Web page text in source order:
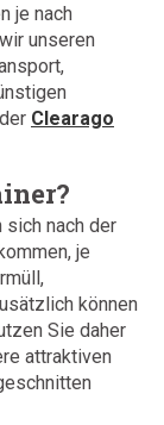
je nach
unseren
Clearago
sich nach der
je
können
Sie daher
attraktiven